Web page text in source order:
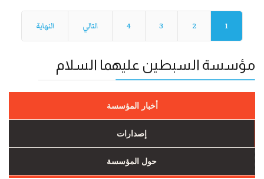
1
2
3
4 التالي النهاية
مؤسسة السبطين عليهما السلام
أخبار المؤسسة
إصدارات
حول المؤسسة